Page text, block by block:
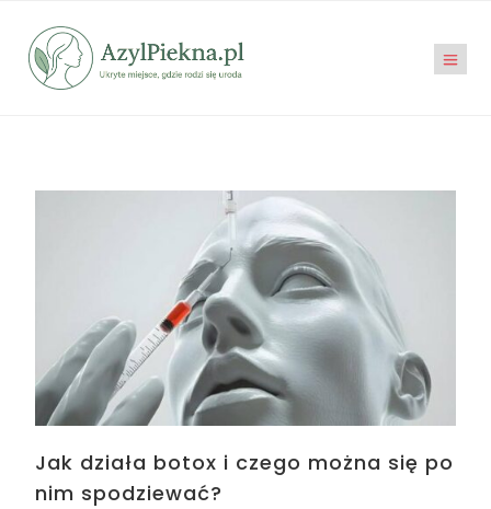
Jak działa botox i czego można się po
nim spodziewać?